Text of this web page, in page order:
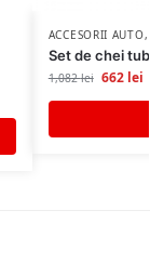
ACCESORII AUTO
Set de chei
1,082lei 662 lei